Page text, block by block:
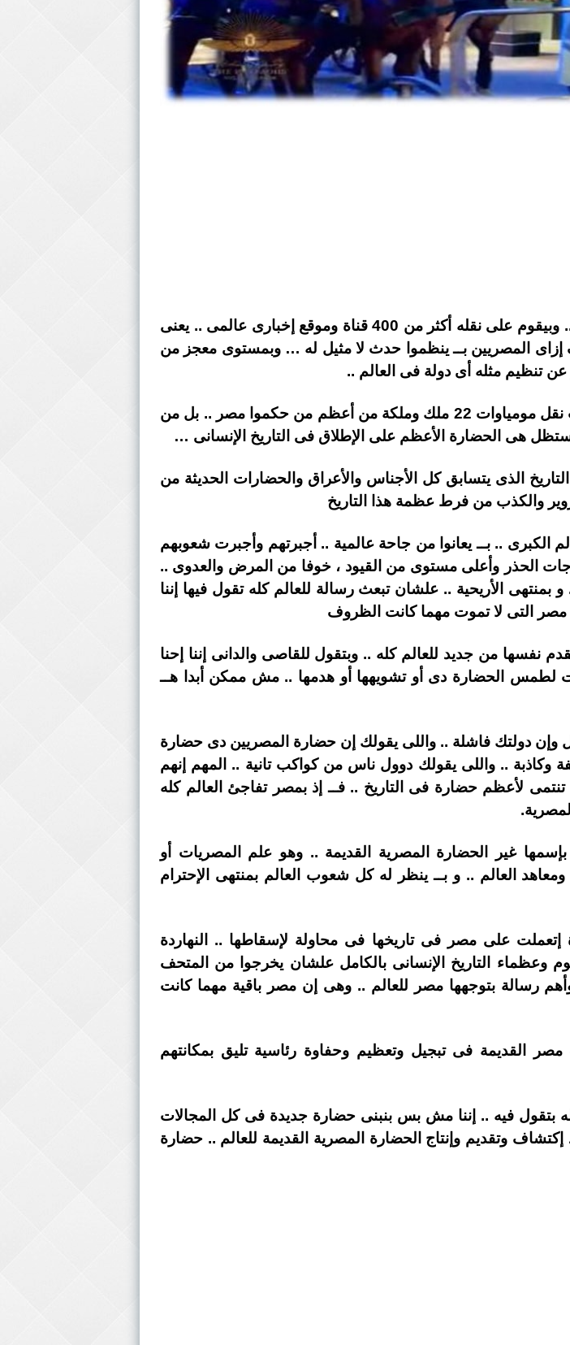
إنت متخيل إن مصر النهاردة بــ تنظم حدث بهذه الضخامة .. وبيقوم على نقله أكثر من 400 قناة وموقع إخبارى عالمى .. يعنى
إزاى المصريين بــ ينظموا حدث لا مثيل له … وبمستوى معجز من
عن تنظيم مثله أى دولة فى العالم ..
إنت متخيل إن العالم كله النهاردة كان بــ يتفرج على موكب نقل مومياوات 22 ملك وملكة من أعظم من حكموا مصر .. بل من
هى الحضارة الأعظم على الإطلاق فى التاريخ الإنسانى …
الذى يتسابق كل الأجناس والأعراق والحضارات الحديثة من
والكذب من فرط عظمة هذا التاريخ
الكبرى .. بــ يعانوا من جاحة عالمية .. أجبرتهم وأجبرت شعوبهم
الحذر وأعلى مستوى من القيود ، خوفا من المرض والعدوى ..
الأريحية .. علشان تبعث رسالة للعالم كله تقول فيها إننا
التى لا تموت مهما كانت الظروف
نفسها من جديد للعالم كله .. وبتقول للقاصى والدانى إننا إحنا
لطمس الحضارة دى أو تشويهها أو هدمها .. مش ممكن أبدا هــ
وإن دولتك فاشلة .. واللى يقولك إن حضارة المصريين دى حضارة
وكاذبة .. واللى يقولك دوول ناس من كواكب تانية .. المهم إنهم
لأعظم حضارة فى التاريخ .. فــ إذ بمصر تفاجئ العالم كله
غير الحضارة المصرية القديمة .. وهو علم المصريات أو
العالم .. و بــ ينظر له كل شعوب العالم بمنتهى الإحترام
على مصر فى تاريخها فى محاولة لإسقاطها .. النهاردة
وعظماء التاريخ الإنسانى بالكامل علشان يخرجوا من المتحف
رسالة بتوجهها مصر للعالم .. وهى إن مصر باقية مهما كانت
القديمة فى تبجيل وتعظيم وحفاوة رئاسية تليق بمكانتهم
بتقول فيه .. إننا مش بس بنبنى حضارة جديدة فى كل المجالات
وتقديم وإنتاج الحضارة المصرية القديمة للعالم .. حضارة